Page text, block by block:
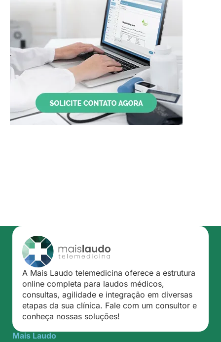
A Mais Laudo telemedicina oferece a estrutura
online completa para laudos médicos,
consultas, agilidade e integração em diversas
etapas da sua clínica. Fale com um consultor e
conheça nossas soluções!
Mais Laudo